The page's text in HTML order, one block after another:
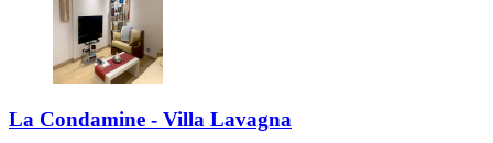
La Condamine - Villa Lavagna